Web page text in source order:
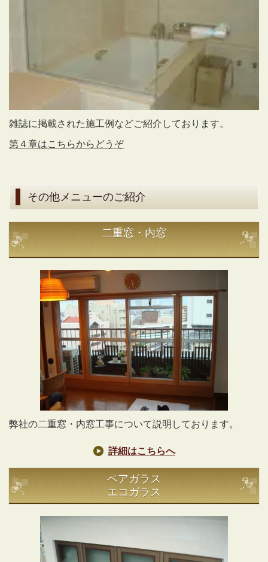
雑誌に掲載された施工例などご紹介しております。
第４章はこちらからどうぞ
その他メニューのご紹介
二重窓・内窓
弊社の二重窓・内窓工事について説明しております。
詳細はこちらへ
ペアガラス
エコガラス